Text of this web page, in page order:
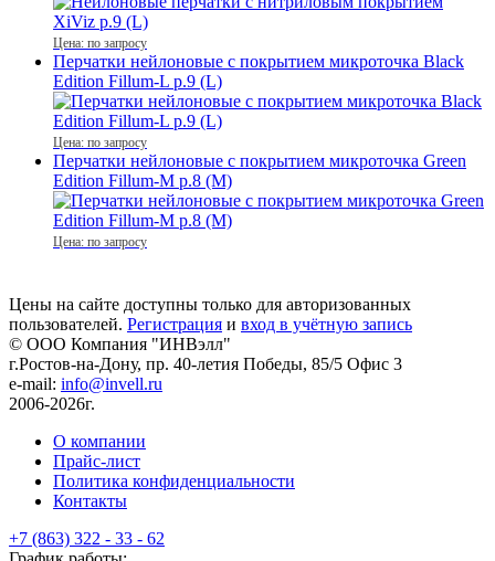
Цена: по запросу
Перчатки нейлоновые с покрытием микроточка Black
Edition Fillum-L р.9 (L)
Цена: по запросу
Перчатки нейлоновые с покрытием микроточка Green
Edition Fillum-M р.8 (M)
Цена: по запросу
Цены на сайте доступны только для авторизованных
пользователей. Регистрация и вход в учётную запись
© ООО Компания "ИНВэлл"
г.Ростов-на-Дону, пр. 40-летия Победы, 85/5 Офис 3
e-mail: info@invell.ru
2006-2026г.
О компании
Прайс-лист
Политика конфиденциальности
Контакты
+7 (863) 322 - 33 - 62